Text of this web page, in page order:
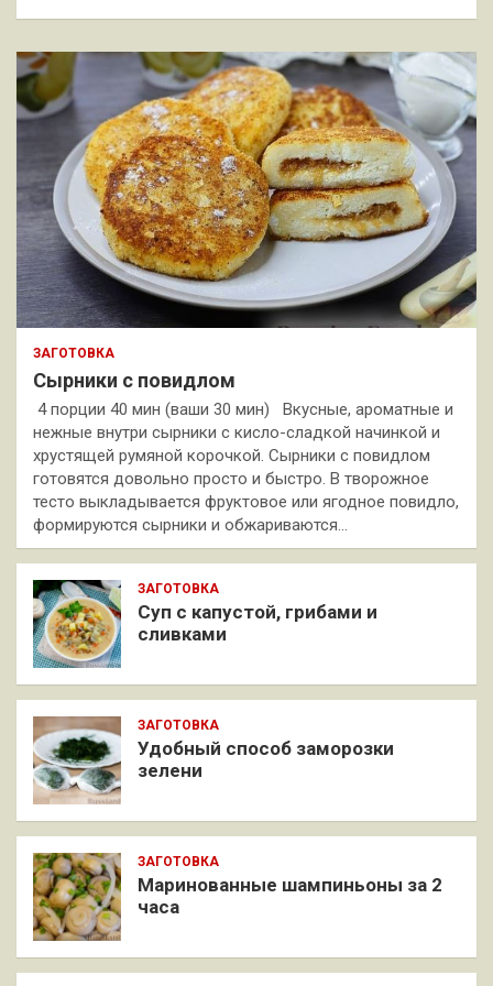
ЗАГОТОВКА
Сырники с повидлом
4 порции 40 мин (ваши 30 мин) Вкусные, ароматные и
нежные внутри сырники с кисло-сладкой начинкой и
хрустящей румяной корочкой. Сырники с повидлом
готовятся довольно просто и быстро. В творожное
тесто выкладывается фруктовое или ягодное повидло,
формируются сырники и обжариваются…
ЗАГОТОВКА
Суп с капустой, грибами и
сливками
ЗАГОТОВКА
Удобный способ заморозки
зелени
ЗАГОТОВКА
Маринованные шампиньоны за 2
часа